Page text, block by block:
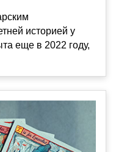
историей у
еще в 2022 году,